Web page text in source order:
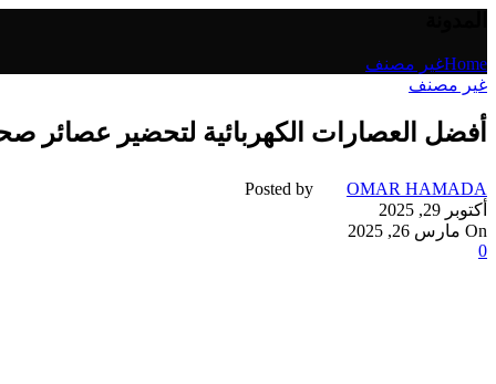
Homeغير مصنف
غير مصنف
أفضل العصارات الكهربائية لتحضير عصائر
Posted by
OMAR HAMADA
أكتوبر 29, 2025
On مارس 26, 2025
0